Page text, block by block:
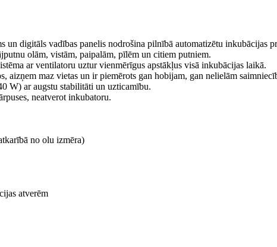
un digitāls vadības panelis nodrošina pilnībā automatizētu inkubācijas
olām, vistām, paipalām, pīlēm un citiem putniem.
ar ventilatoru uztur vienmērīgus apstākļus visā inkubācijas laikā.
aizņem maz vietas un ir piemērots gan hobijam, gan nelielām
W) ar augstu stabilitāti un uzticamību.
neatverot inkubatoru.
no olu izmēra)
atverēm